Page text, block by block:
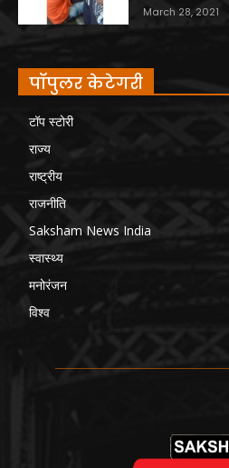
March 28, 2021
पॉपुलर केटेगरी
टॉप स्टोरी
राज्य
राष्ट्रीय
राजनीति
Saksham News India
स्वास्थ्य
मनोरंजन
विश्व